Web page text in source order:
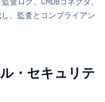
査ログ、CMDBコネクタ、
、監査とコンプライアン
・セキュリテ